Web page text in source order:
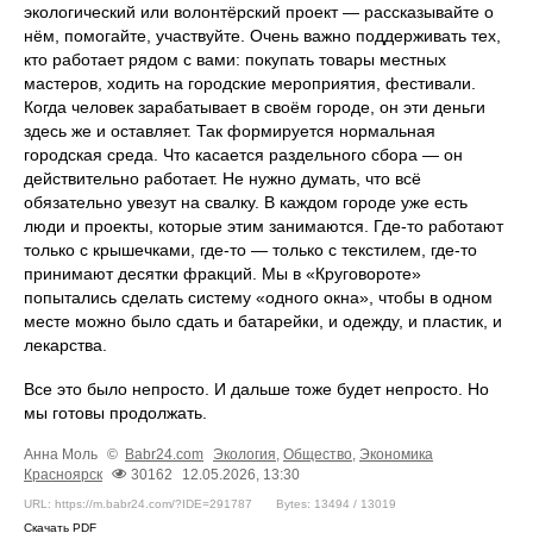
экологический или волонтёрский проект — рассказывайте о
нём, помогайте, участвуйте. Очень важно поддерживать тех,
кто работает рядом с вами: покупать товары местных
мастеров, ходить на городские мероприятия, фестивали.
Когда человек зарабатывает в своём городе, он эти деньги
здесь же и оставляет. Так формируется нормальная
городская среда. Что касается раздельного сбора — он
действительно работает. Не нужно думать, что всё
обязательно увезут на свалку. В каждом городе уже есть
люди и проекты, которые этим занимаются. Где-то работают
только с крышечками, где-то — только с текстилем, где-то
принимают десятки фракций. Мы в «Круговороте»
попытались сделать систему «одного окна», чтобы в одном
месте можно было сдать и батарейки, и одежду, и пластик, и
лекарства.
Все это было непросто. И дальше тоже будет непросто. Но
мы готовы продолжать.
Анна Моль © Babr24.com Экология Общество Экономика
Красноярск
30162 12.05.2026, 13:30
URL: https://m.babr24.com/?IDE=291787
Bytes: 13494 / 13019
Скачать PDF